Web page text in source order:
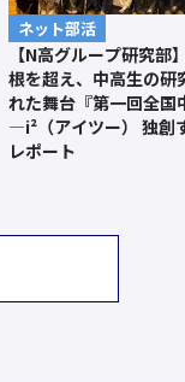
ネット部活
【N高グループ研究部
根を超え、中高生の研
れた舞台『第一回全国
—i²（アイツー） 独創
レポート